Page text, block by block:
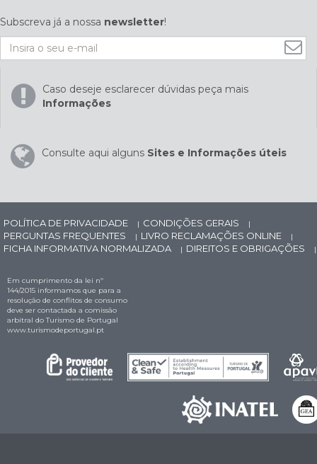
Subscreva já a nossa newsletter!
Caso deseje esclarecer dúvidas peça mais
Informações
Consulte aqui alguns Sites e Informações úteis
POLÍTICA DE PRIVACIDADE | CONDIÇÕES GERAIS |
PERGUNTAS FREQUENTES | LIVRO RECLAMAÇÕES ONLINE |
FICHA INFORMATIVA NORMALIZADA | DIREITOS E OBRIGAÇÕES |
Em cumprimento da lei nº
144/2015 informamos que para a
resolução de conflitos de consumo
deve ser contactada a comissão
arbitral do Turismo de Portugal
www.turismodeportugal.pt